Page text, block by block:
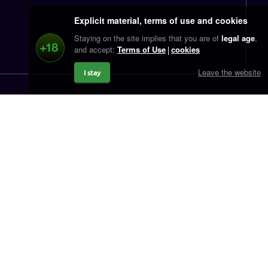
Explicit material, terms of use and cookies
Staying on the site implies that you are of legal age,
and accept: Terms of Use cookies
I stay Leave the website